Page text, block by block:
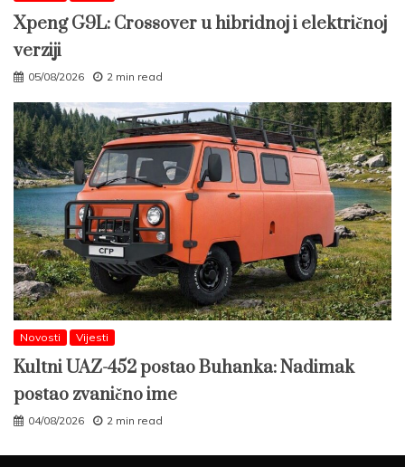
Xpeng G9L: Crossover u hibridnoj i električnoj
verziji
05/08/2026 2 min read
Novosti Vijesti
Kultni UAZ-452 postao Buhanka: Nadimak
postao zvanično ime
04/08/2026 2 min read